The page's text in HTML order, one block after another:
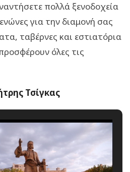
πολλά ξενοδοχεία
για την διαμονή σας
ταβέρνες και εστιατόρια
όλες τις
Τσίγκας